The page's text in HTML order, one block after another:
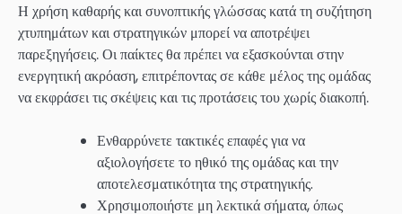
Η χρήση καθαρής και συνοπτικής γλώσσας κατά τη συζήτηση
χτυπημάτων και στρατηγικών μπορεί να αποτρέψει
παρεξηγήσεις. Οι παίκτες θα πρέπει να εξασκούνται στην
ενεργητική ακρόαση, επιτρέποντας σε κάθε μέλος της ομάδας
να εκφράσει τις σκέψεις και τις προτάσεις του χωρίς διακοπή.
Ενθαρρύνετε τακτικές επαφές για να
αξιολογήσετε το ηθικό της ομάδας και την
αποτελεσματικότητα της στρατηγικής.
Χρησιμοποιήστε μη λεκτικά σήματα, όπως